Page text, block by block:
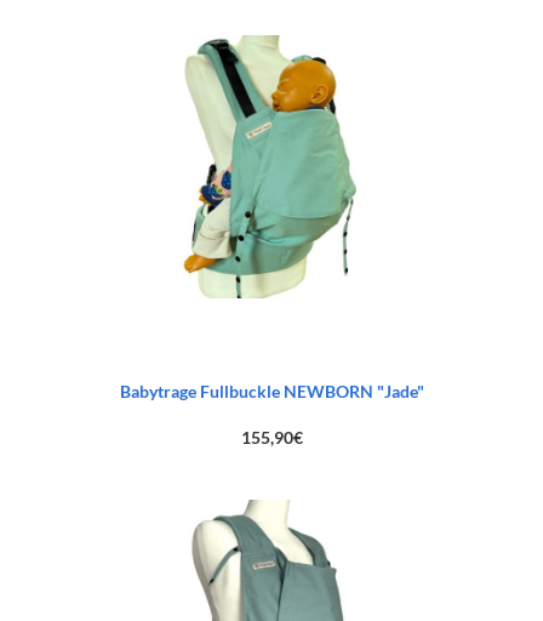
Babytrage Fullbuckle NEWBORN "Jade"
155,90€